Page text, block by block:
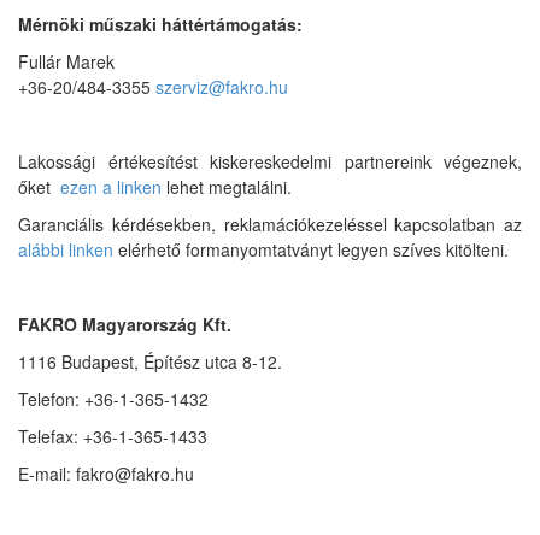
Mérnöki műszaki háttértámogatás:
Fullár Marek
+36-20/484-3355 szerviz@fakro.hu
Lakossági értékesítést kiskereskedelmi partnereink végeznek,
őket ezen a linken lehet megtalálni.
Garanciális kérdésekben, reklamációkezeléssel kapcsolatban az
alábbi linken elérhető formanyomtatványt legyen szíves kitölteni.
FAKRO Magyarország Kft.
1116 Budapest, Építész utca 8-12.
Telefon: +36-1-365-1432
Telefax: +36-1-365-1433
E-mail: fakro@fakro.hu